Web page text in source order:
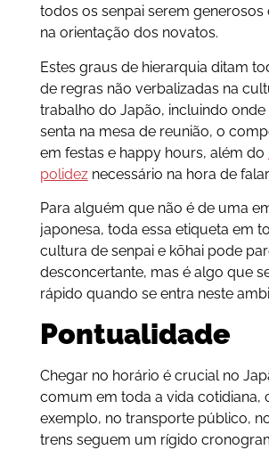
todos os senpai serem generosos
na orientação dos novatos.
Estes graus de hierarquia ditam
de regras não verbalizadas na
trabalho do Japão, incluindo
senta na mesa de reunião, o
em festas e happy hours, além do
polideznecessário na hora de falar.
Para alguém que não é de uma
japonesa, toda essa etiqueta em
cultura de senpai e kōhai pode
desconcertante, mas é algo que
rápido quando se entra neste
Pontualidade
Chegar no horário é crucial no
comum em toda a vida cotidiana,
exemplo, no transporte público,
trens seguem um rígido